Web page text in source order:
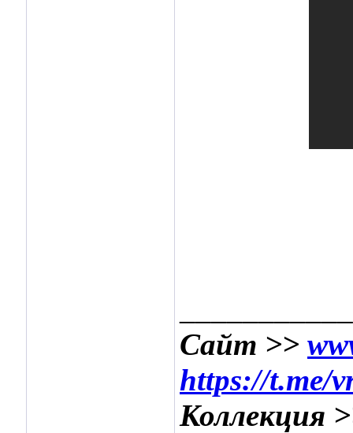
Сайт >>
https://t.me/
Коллекция